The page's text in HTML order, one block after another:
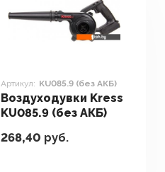
Артикул: KU085.9 (без АКБ)
Воздуходувки Kress
KU085.9 (без АКБ)
268,40 руб.